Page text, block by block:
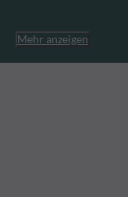
Mehr anzeigen